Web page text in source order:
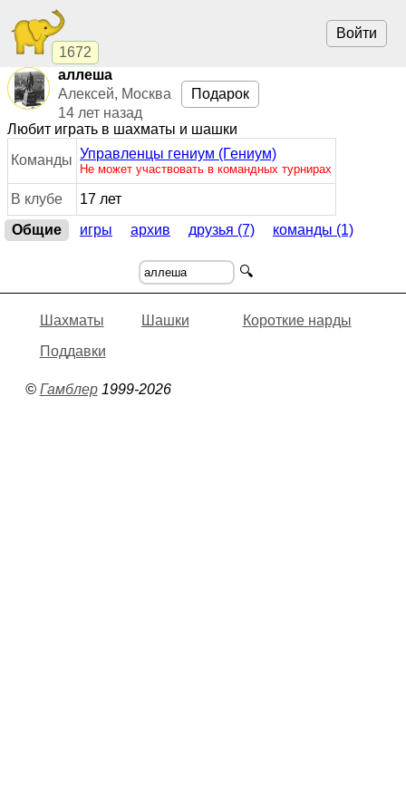
1672
Войти
аллеша
Алексей, Москва
14 лет назад
Подарок
Любит играть в шахматы и шашки
Команды Управленцы гениум (Гениум)
Не может участвовать в командных турнирах
В клубе
17 лет
Общие
игры архив друзья (7) команды (1)
🔍
Шахматы Шашки
Короткие нарды
Поддавки
© Гамблер1999-2026